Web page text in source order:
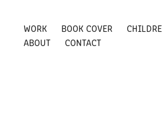
WORK BOOK COVER
ABOUT
CONTACT